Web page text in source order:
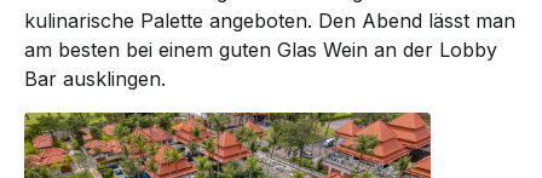
kulinarische Palette angeboten. Den Abend lässt man
am besten bei einem guten Glas Wein an der Lobby
Bar ausklingen.